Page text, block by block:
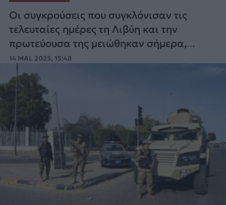
Οι συγκρούσεις που συγκλόνισαν τις
τελευταίες ημέρες τη Λιβύη και την
πρωτεύουσα της μειώθηκαν σήμερα,
αφότου η κυβέρνηση ανακοίνωσε
κατάπαυση του πυρός.
14 ΜΑΙ. 2025, 15:48